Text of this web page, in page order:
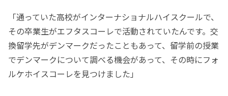
「通っていた高校がインターナショナルハイスクールで、
その卒業生がエフタスコーレで活動されていたんです。交
換留学先がデンマークだったこともあって、留学前の授業
でデンマークについて調べる機会があって、その時にフォ
ルケホイスコーレを見つけました」